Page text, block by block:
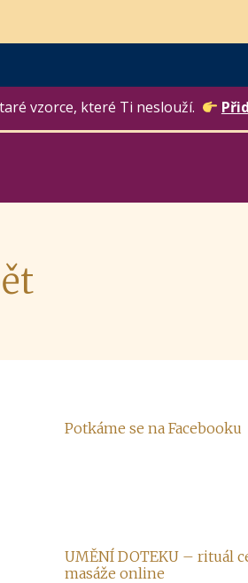
vzorce, které Ti neslouží.
Potkáme se na Facebooku
UMĚNÍ DOTEKU – rituál
masáže online